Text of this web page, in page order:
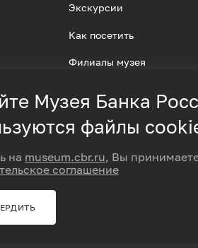
Экскурсии
Как посетить
Филиалы музея
Музея Банка
файлы
на museum.cbr.ru, Вы
соглашение